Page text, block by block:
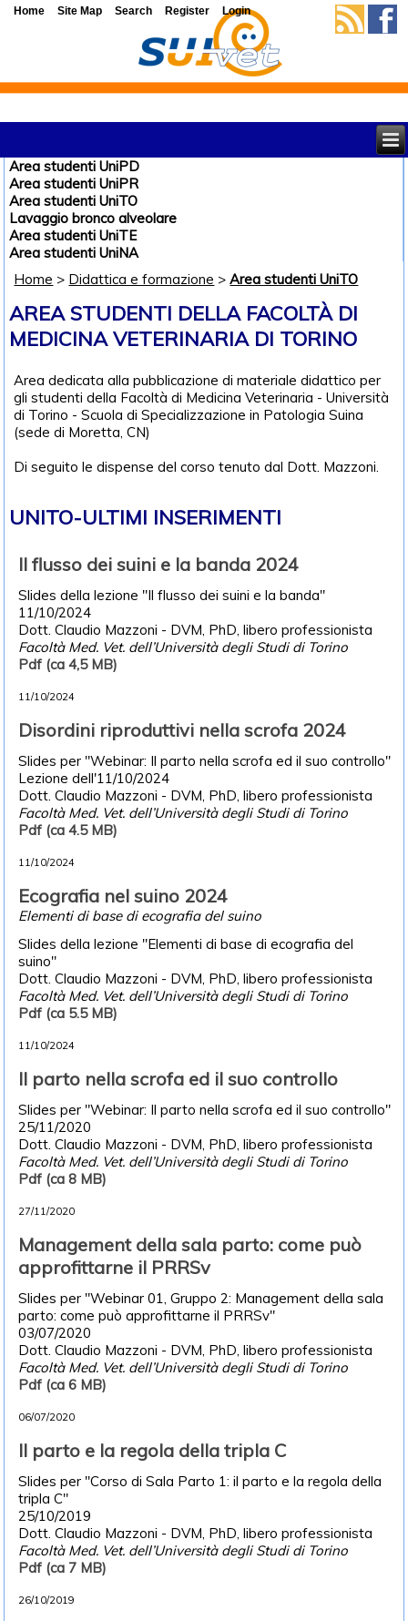
Area studenti UniPD
Area studenti UniPR
Area studenti UniTO
Lavaggio bronco alveolare
Area studenti UniTE
Area studenti UniNA
Home > Didattica e formazione >Area studenti UniTO
AREA STUDENTI DELLA FACOLTÀ DI
MEDICINA VETERINARIA DI TORINO
Area dedicata alla pubblicazione di materiale didattico per
gli studenti della Facoltà di Medicina Veterinaria - Università
di Torino - Scuola di Specializzazione in Patologia Suina
(sede di Moretta, CN)
Di seguito le dispense del corso tenuto dal Dott. Mazzoni.
UNITO-ULTIMI INSERIMENTI
Il flusso dei suini e la banda 2024
Slides della lezione "Il flusso dei suini e la banda"
11/10/2024
Dott. Claudio Mazzoni - DVM, PhD, libero professionista
Facoltà Med. Vet. dell’Università degli Studi di Torino
Pdf (ca 4,5 MB)
11/10/2024
Disordini riproduttivi nella scrofa 2024
Slides per "Webinar: Il parto nella scrofa ed il suo controllo"
Lezione dell'11/10/2024
Dott. Claudio Mazzoni - DVM, PhD, libero professionista
Facoltà Med. Vet. dell’Università degli Studi di Torino
Pdf (ca 4.5 MB)
11/10/2024
Ecografia nel suino 2024
Elementi di base di ecografia del suino
Slides della lezione "Elementi di base di ecografia del
suino"
Dott. Claudio Mazzoni - DVM, PhD, libero professionista
Facoltà Med. Vet. dell’Università degli Studi di Torino
Pdf (ca 5.5 MB)
11/10/2024
Il parto nella scrofa ed il suo controllo
Slides per "Webinar: Il parto nella scrofa ed il suo controllo"
25/11/2020
Dott. Claudio Mazzoni - DVM, PhD, libero professionista
Facoltà Med. Vet. dell’Università degli Studi di Torino
Pdf (ca 8 MB)
27/11/2020
Management della sala parto: come può
approfittarne il PRRSv
Slides per "Webinar 01, Gruppo 2: Management della sala
parto: come può approfittarne il PRRSv"
03/07/2020
Dott. Claudio Mazzoni - DVM, PhD, libero professionista
Facoltà Med. Vet. dell’Università degli Studi di Torino
Pdf (ca 6 MB)
06/07/2020
Il parto e la regola della tripla C
Slides per "Corso di Sala Parto 1: il parto e la regola della
tripla C"
25/10/2019
Dott. Claudio Mazzoni - DVM, PhD, libero professionista
Facoltà Med. Vet. dell’Università degli Studi di Torino
Pdf (ca 7 MB)
26/10/2019
Home Site Map Search Register Login